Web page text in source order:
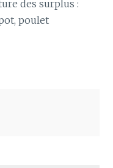
des surplus :
poulet